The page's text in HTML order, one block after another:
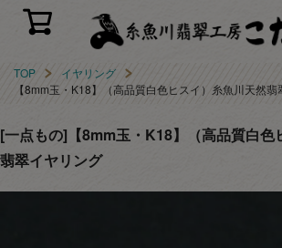
TOP
イヤリング
【8mm玉・K18】（高品質白色ヒスイ）糸魚川天然
[一点もの]【8mm玉・K18】（高品質白色
翡翠イヤリング